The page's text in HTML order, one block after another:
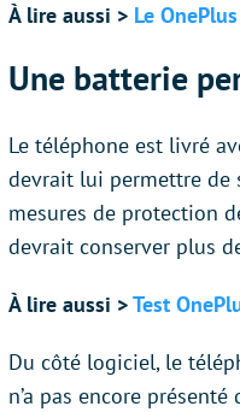
À lire aussi > Le
Une batterie
Le téléphone est livré
devrait lui permettre de
mesures de protection
devrait conserver plus
À lire aussi >Test
Du côté logiciel, le
n’a pas encore